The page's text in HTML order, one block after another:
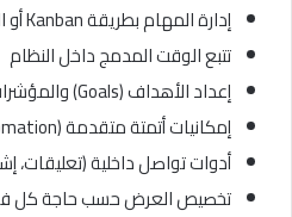
إدارة المهام بطريقة Kanban أو القوائم أو الجداول الزمنية
تتبع الوقت المدمج داخل النظام
إعداد الأهداف (Goals) والمؤشرات الرئيسية للأداء
إمكانيات أتمتة متقدمة (Automation)
أدوات تواصل داخلية
تخصيص العرض حسب حاجة كل